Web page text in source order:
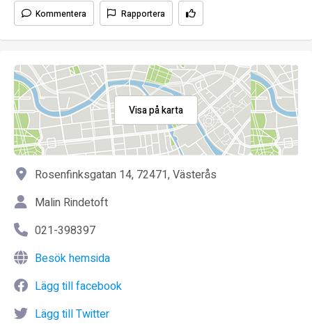
Kommentera Rapportera
Visa på karta
Rosenfinksgatan 14, 72471, Västerås
Malin Rindetoft
021-398397
Besök hemsida
Lägg till facebook
Lägg till Twitter